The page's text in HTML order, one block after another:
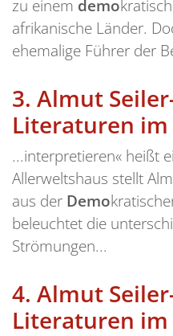
zu einem demo
afrikanische Länder.
ehemalige Führer der
3. Almut
Literaturen im
...interpretieren« heißt
Allerweltshaus stellt
aus der Demo
beleuchtet die
Strömungen...
4. Almut
Literaturen im